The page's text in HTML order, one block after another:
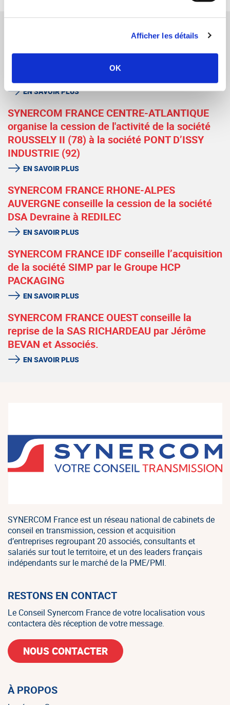
Afficher les détails
OK
SYNERCOM FRANCE IDF conseille la cession
EN SAVOIR PLUS
SYNERCOM FRANCE CENTRE-ATLANTIQUE
organise la cession de l'activité de la société
ROUSSELY II (78) à la société PONT D’ISSY
INDUSTRIE (92)
EN SAVOIR PLUS
SYNERCOM FRANCE RHONE-ALPES
AUVERGNE conseille la cession de la société
DSA Devraine à REDILEC
EN SAVOIR PLUS
SYNERCOM FRANCE IDF conseille l’acquisition
de la société SIMP par le Groupe HCP
PACKAGING
EN SAVOIR PLUS
SYNERCOM FRANCE OUEST conseille la
reprise de la SAS RICHARDEAU par Jérôme
BEVAN et Associés.
EN SAVOIR PLUS
SYNERCOM France est un réseau national de cabinets de
conseil en transmission, cession et acquisition
d’entreprises regroupant 20 associés, consultants et
salariés sur tout le territoire, et un des leaders français
indépendants sur le marché de la PME/PMI.
RESTONS EN CONTACT
Le Conseil Synercom France de votre localisation vous
contactera dès réception de votre message.
NOUS CONTACTER
À PROPOS